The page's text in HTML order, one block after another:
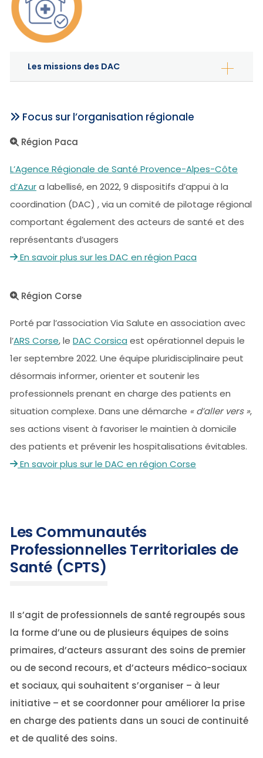
Les missions des DAC
Focus sur l’organisation régionale
Région Paca
L’Agence Régionale de Santé Provence-Alpes-Côte
d’Azura labellisé, en 2022, 9 dispositifs d’appui à la
coordination (DAC) , via un comité de pilotage régional
comportant également des acteurs de santé et des
représentants d’usagers
En savoir plus sur les DAC en région Paca
Région Corse
Porté par l’association Via Salute en association avec
l’ARS Corse, le DAC Corsica est opérationnel depuis le
1er septembre 2022. Une équipe pluridisciplinaire peut
désormais informer, orienter et soutenir les
professionnels prenant en charge des patients en
situation complexe. Dans une démarche « d’aller vers »,
ses actions visent à favoriser le maintien à domicile
des patients et prévenir les hospitalisations évitables.
En savoir plus sur le DAC en région Corse
Les Communautés
Professionnelles Territoriales de
Santé (CPTS)
Il s’agit de professionnels de santé regroupés sous
la forme d’une ou de plusieurs équipes de soins
primaires, d’acteurs assurant des soins de premier
ou de second recours, et d’acteurs médico-sociaux
et sociaux, qui souhaitent s’organiser – à leur
initiative – et se coordonner pour améliorer la prise
en charge des patients dans un souci de continuité
et de qualité des soins.